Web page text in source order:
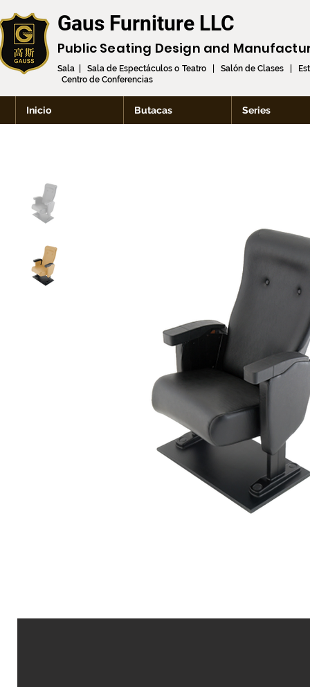
Gaus Furniture LLC
Public Seating Design and
Sala | Sala de Espectáculos o Teatro | Salón de Clases |
Centro de Conferencias
Inicio Butacas Series